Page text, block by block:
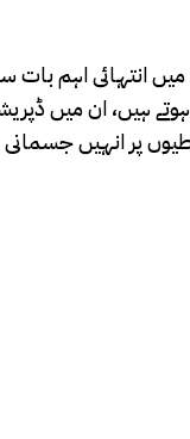
میں انتہائی
ہیں، ان میں